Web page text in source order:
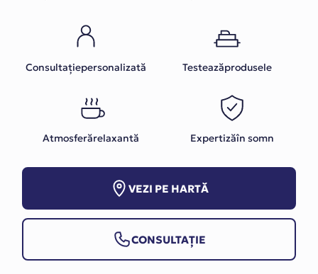
Consultațiepersonalizată Testeazăprodusele
Atmosferărelaxantă Expertizăîn somn
VEZI PE HARTĂ
CONSULTAȚIE